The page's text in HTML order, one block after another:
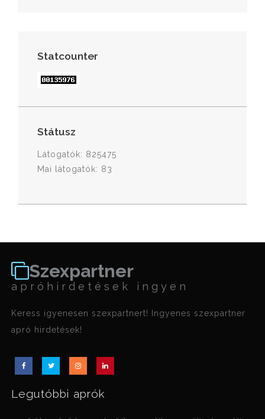
Statcounter
Státusz
Látogatók: 825475
Mai látogatók: 83
Szexpartner
apróhirdetések ingyen
Keress igyenesen szexpartnert! Ingyenes szexpartner
apró hirdetések!
Legutóbbi aprók